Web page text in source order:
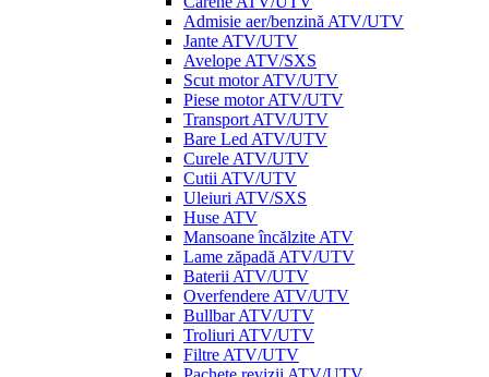
Admisie aer/benzină ATV/UTV
Jante ATV/UTV
Avelope ATV/SXS
Scut motor ATV/UTV
Piese motor ATV/UTV
Transport ATV/UTV
Bare Led ATV/UTV
Curele ATV/UTV
Cutii ATV/UTV
Uleiuri ATV/SXS
Huse ATV
Mansoane încălzite ATV
Lame zăpadă ATV/UTV
Baterii ATV/UTV
Overfendere ATV/UTV
Bullbar ATV/UTV
Troliuri ATV/UTV
Filtre ATV/UTV